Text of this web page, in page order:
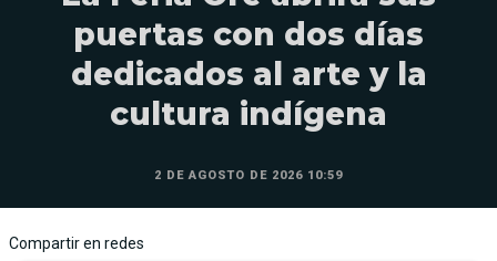
puertas con dos días
dedicados al arte y la
cultura indígena
2 DE AGOSTO DE 2026 10:59
Compartir en redes